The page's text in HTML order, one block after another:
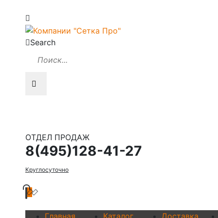
Search
ОТДЕЛ ПРОДАЖ
8(495)128-41-27
Круглосуточно